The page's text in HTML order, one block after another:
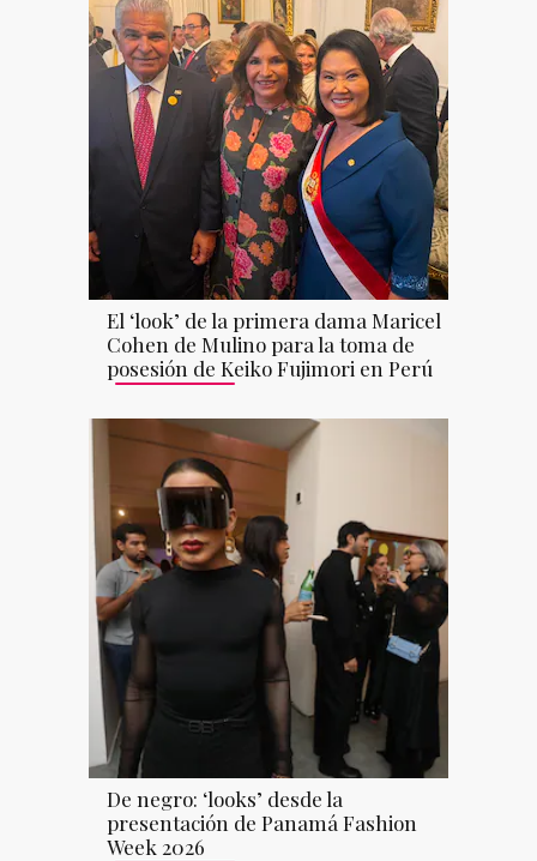
El ‘look’ de la primera dama Maricel
Cohen de Mulino para la toma de
posesión de Keiko Fujimori en Perú
De negro: ‘looks’ desde la
presentación de Panamá Fashion
Week 2026